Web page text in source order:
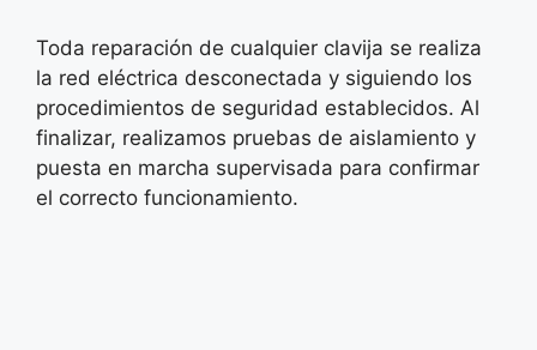
Toda reparación de cualquier clavija se realiza
la red eléctrica desconectada y siguiendo los
procedimientos de seguridad establecidos. Al
finalizar, realizamos pruebas de aislamiento y
puesta en marcha supervisada para confirmar
el correcto funcionamiento.